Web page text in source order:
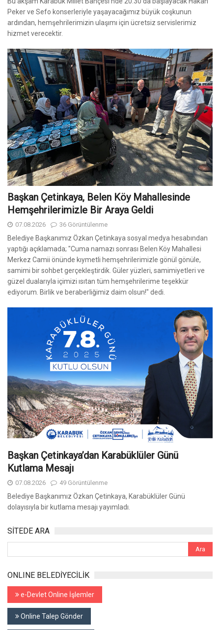
Peker ve Sefo konserleriyle yaşayacağımız büyük coşkunun
ardından, hemşehrilerimizin ulaşımı için ücretsiz servislerimiz
hizmet verecektir.
Başkan Çetinkaya, Belen Köy Mahallesinde
Hemşehrilerimizle Bir Araya Geldi
07.08.2026 36 Görüntülenme
Belediye Başkanımız Özkan Çetinkaya sosyal medya hesabından
yaptığı açıklamada; "Cuma namazı sonrası Belen Köy Mahallesi
Merkez Camii önünde kıymetli hemşehrilerimizle gönül gönüle,
samimi bir sohbet gerçekleştirdik. Güler yüzleri, samimiyetleri ve
güzel dualarıyla içimizi ısıtan tüm hemşehrilerime teşekkür
ediyorum. Birlik ve beraberliğimiz daim olsun!" dedi.
Başkan Çetinkaya’dan Karabüklüler Günü
Kutlama Mesajı
07.08.2026 49 Görüntülenme
Belediye Başkanımız Özkan Çetinkaya, Karabüklüler Günü
dolayısıyla bir kutlama mesajı yayımladı.
SİTEDE ARA
ONLINE BELEDİYECİLİK
e-Devlet Online İşlemler
Online Talep Gönder